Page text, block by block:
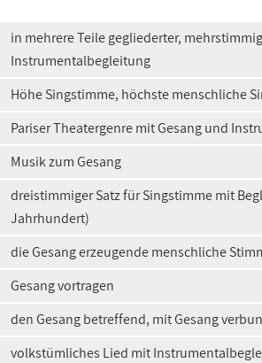
in mehrere Teile gegliederter,
Instrumentalbegleitung
Höhe Singstimme, höchste menschliche
Pariser Theatergenre mit Gesang und
Musik zum Gesang
dreistimmiger Satz für Singstimme mit
Jahrhundert)
die Gesang erzeugende menschliche
Gesang vortragen
den Gesang betreffend, mit Gesang
volkstümliches Lied mit